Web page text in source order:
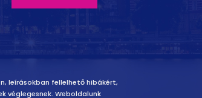
leírásokban fellelhető hibákért,
véglegesnek. Weboldalunk